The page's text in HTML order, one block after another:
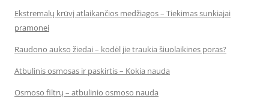
Ekstremalų krūvį atlaikančios medžiagos – Tiekimas sunkiajai
pramonei
Raudono aukso žiedai – kodėl jie traukia šiuolaikines poras?
Atbulinis osmosas ir paskirtis – Kokia nauda
Osmoso filtrų – atbulinio osmoso nauda